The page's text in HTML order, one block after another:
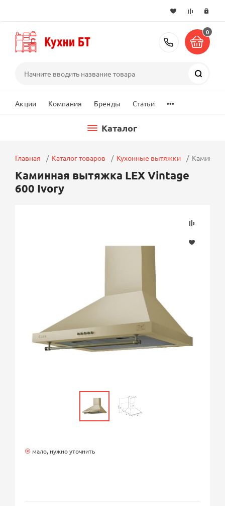
+7 (495)
0
Акции Компания Бренды Статьи ...
Каталог
Главная Каталог товаров Кухонные вытяжки
Каминная вытяжка LEX Vintage
600 Ivory
мало, нужно уточнить